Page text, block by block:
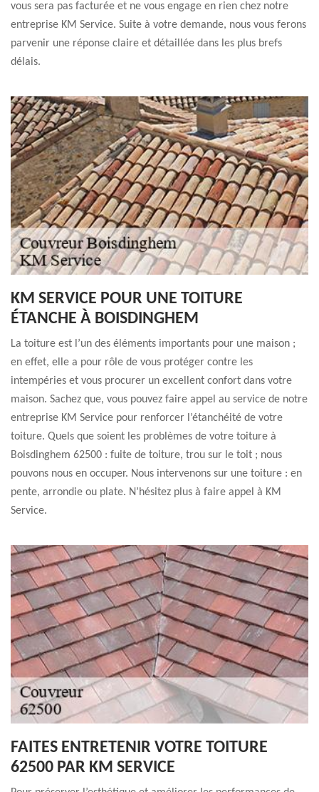
vous sera pas facturée et ne vous engage en rien chez notre
entreprise KM Service. Suite à votre demande, nous vous ferons
parvenir une réponse claire et détaillée dans les plus brefs
délais.
KM SERVICE POUR UNE TOITURE
ÉTANCHE À BOISDINGHEM
La toiture est l’un des éléments importants pour une maison ;
en effet, elle a pour rôle de vous protéger contre les
intempéries et vous procurer un excellent confort dans votre
maison. Sachez que, vous pouvez faire appel au service de notre
entreprise KM Service pour renforcer l’étanchéité de votre
toiture. Quels que soient les problèmes de votre toiture à
Boisdinghem 62500 : fuite de toiture, trou sur le toit ; nous
pouvons nous en occuper. Nous intervenons sur une toiture : en
pente, arrondie ou plate. N’hésitez plus à faire appel à KM
Service.
FAITES ENTRETENIR VOTRE TOITURE
62500 PAR KM SERVICE